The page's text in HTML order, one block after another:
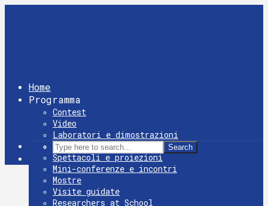
Home
Programma
Contest
Video
Laboratori e dimostrazioni
Giochi
Spettacoli e proiezioni
Mini-conferenze e incontri
Mostre
Visite guidate
Researchers at School
Search